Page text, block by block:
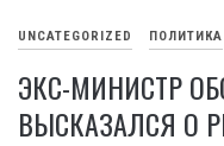
UNCATEGORIZED ПОЛИТИКА
ЭКС-МИНИСТР
ВЫСКАЗАЛСЯ О